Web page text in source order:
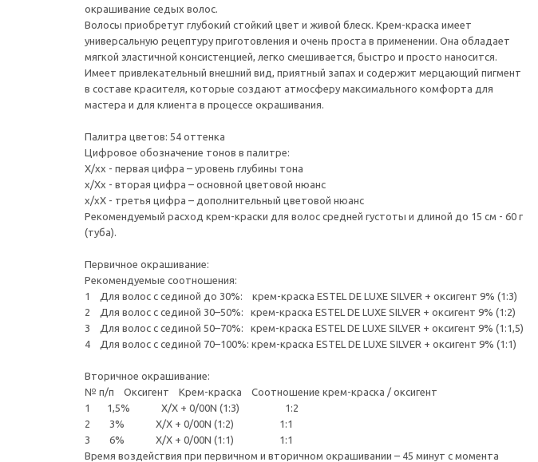
окрашивание седых волос.
Волосы приобретут глубокий стойкий цвет и живой блеск. Крем-краска имеет
универсальную рецептуру приготовления и очень проста в применении. Она обладает
мягкой эластичной консистенцией, легко смешивается, быстро и просто наносится.
Имеет привлекательный внешний вид, приятный запах и содержит мерцающий пигмент
в составе красителя, которые создают атмосферу максимального комфорта для
мастера и для клиента в процессе окрашивания.
Палитра цветов: 54 оттенка
Цифровое обозначение тонов в палитре:
Х/хх - первая цифра – уровень глубины тона
х/Хx - вторая цифра – основной цветовой нюанс
х/хХ - третья цифра – дополнительный цветовой нюанс
Рекомендуемый расход крем-краски для волос средней густоты и длиной до 15 см - 60 г
(туба).
Первичное окрашивание:
Рекомендуемые соотношения:
1 Для волос с сединой до 30%: крем-краска ESTEL DE LUXE SILVER + оксигент 9% (1:3)
2 Для волос с сединой 30–50%: крем-краска ESTEL DE LUXE SILVER + оксигент 9% (1:2)
3 Для волос с сединой 50–70%: крем-краска ESTEL DE LUXE SILVER + оксигент 9% (1:1,5)
4 Для волос с сединой 70–100%: крем-краска ESTEL DE LUXE SILVER + оксигент 9% (1:1)
Вторичное окрашивание:
№ п/п Оксигент Крем-краска Соотношение крем-краска / оксигент
1 1,5% Х/Х + 0/00N (1:3) 1:2
2 3% Х/Х + 0/00N (1:2) 1:1
3 6% Х/Х + 0/00N (1:1) 1:1
Время воздействия при первичном и вторичном окрашивании – 45 минут с момента